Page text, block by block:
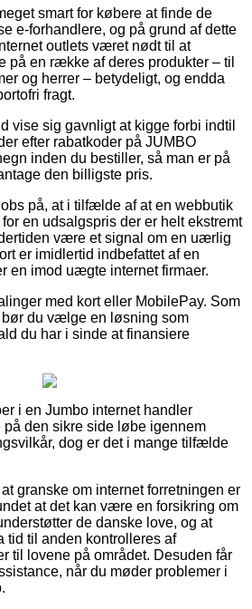
smart for købere at finde de
e-forhandlere, og på grund af dette
outlets været nødt til at
på en række af deres produkter – til
og herrer – betydeligt, og endda
fragt.
vise sig gavnligt at kigge forbi indtil
efter rabatkoder på JUMBO
inden du bestiller, så man er på
den billigste pris.
på, at i tilfælde af at en webbutik
en udsalgspris der er helt ekstremt
være et signal om en uærlig
er imidlertid indbefattet af en
en imod uægte internet firmaer.
med kort eller MobilePay. Som
du vælge en løsning som
du har i sinde at finansiere
i en Jumbo internet handler
den sikre side løbe igennem
dog er det i mange tilfælde
granske om internet forretningen er
at det kan være en forsikring om
de danske love, og at
tid til anden kontrolleres af
til lovene på området. Desuden får
når du møder problemer i